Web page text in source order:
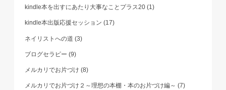
kindle本を出すにあたり大事なことプラス20(1)
kindle本出版応援セッション(17)
ネイリストへの道(3)
ブログセラピー(9)
メルカリでお片づけ(8)
メルカリでお片づけ２～理想の本棚・本のお片づけ編～(7)